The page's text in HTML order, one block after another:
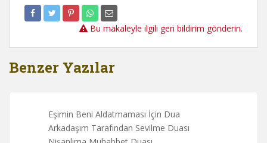
Bu makaleyle ilgili geri bildirim gönderin.
Benzer Yazılar
Eşimin Beni Aldatmaması İçin Dua
Arkadaşım Tarafından Sevilme Duası